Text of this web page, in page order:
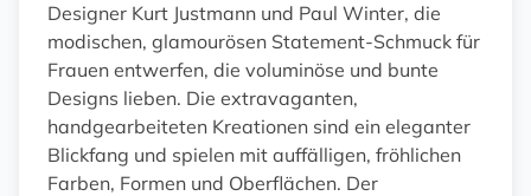
Designer Kurt Justmann und Paul Winter, die
modischen, glamourösen Statement-Schmuck für
Frauen entwerfen, die voluminöse und bunte
Designs lieben. Die extravaganten,
handgearbeiteten Kreationen sind ein eleganter
Blickfang und spielen mit auffälligen, fröhlichen
Farben, Formen und Oberflächen. Der